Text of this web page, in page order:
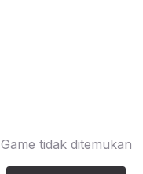
Game tidak ditemukan